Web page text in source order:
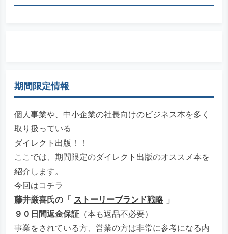
期間限定情報
個人事業や、中小企業の社長向けのビジネス本を多く
取り扱っている
ダイレクト出版！！
ここでは、期間限定のダイレクト出版のオススメ本を
紹介します。
今回はコチラ
藤井厳喜氏の「 ストーリーブランド戦略 」
９０日間返金保証（本も返品不必要）
事業をされている方、営業の方は非常に参考になる内